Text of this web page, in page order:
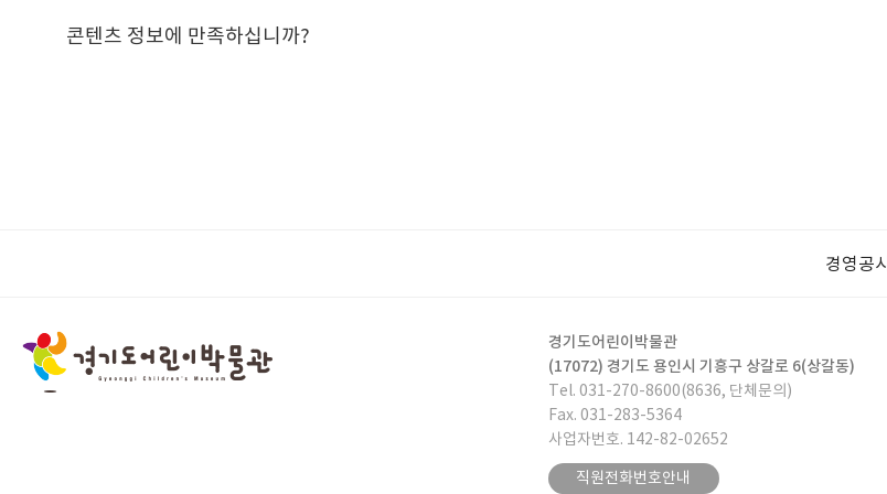
콘텐츠 정보에 만족하십니까?
경영공시
경기도어린이박물관
(17072) 경기도 용인시 기흥구 상갈로 6(상갈동)
Tel. 031-270-8600(8636, 단체문의)
Fax. 031-283-5364
사업자번호. 142-82-02652
직원전화번호안내